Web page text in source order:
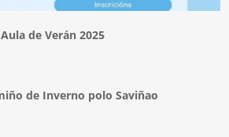
Aula de Verán 2025
de Inverno polo Saviñao